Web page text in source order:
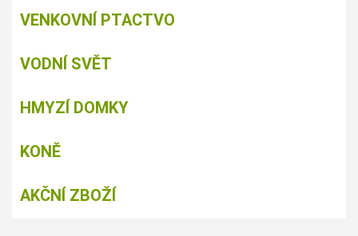
VENKOVNÍ PTACTVO
VODNÍ SVĚT
HMYZÍ DOMKY
KONĚ
AKČNÍ ZBOŽÍ